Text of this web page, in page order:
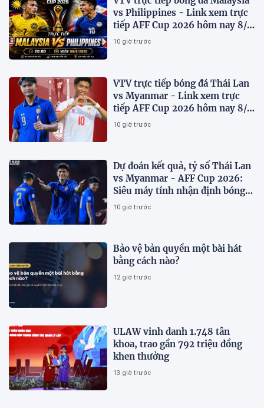
vs Philippines - Link xem trực
tiếp AFF Cup 2026 hôm nay 8/8
trên VTV7
10 giờ trước
VTV trực tiếp bóng đá Thái Lan
vs Myanmar - Link xem trực
tiếp AFF Cup 2026 hôm nay 8/8
trên VTV6
10 giờ trước
Dự đoán kết quả, tỷ số Thái Lan
vs Myanmar - AFF Cup 2026:
Siêu máy tính nhận định bóng
đá hôm nay 8/8
10 giờ trước
Bảo vệ bản quyền một bài hát
bằng cách nào?
12 giờ trước
ULAW vinh danh 1.748 tân
khoa, trao gần 792 triệu đồng
khen thưởng
13 giờ trước